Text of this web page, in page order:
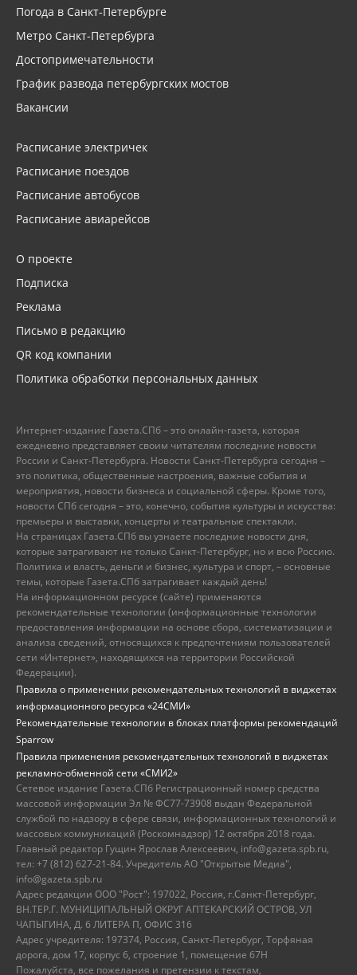
Погода в Санкт-Петербурге
Метро Санкт-Петербурга
Достопримечательности
График развода петербургских мостов
Вакансии
Расписание электричек
Расписание поездов
Расписание автобусов
Расписание авиарейсов
О проекте
Подписка
Реклама
Письмо в редакцию
QR код компании
Политика обработки персональных данных
Интернет-издание Газета.СПб – это онлайн-газета, которая
ежедневно представляет своим читателям последние новости
России и Санкт-Петербурга. Новости Санкт-Петербурга сегодня –
это политика, общественные настроения, важные события и
мероприятия, новости бизнеса и социальной сферы. Кроме того,
новости СПб сегодня – это, конечно, события культуры и искусства:
премьеры и выставки, концерты и театральные спектакли.
На страницах Газета.СПб вы узнаете последние новости дня,
которые затрагивают не только Санкт-Петербург, но и всю Россию.
Политика и власть, деньги и бизнес, культура и спорт, – основные
темы, которые Газета.СПб затрагивает каждый день!
На информационном ресурсе (сайте) применяются
рекомендательные технологии (информационные технологии
предоставления информации на основе сбора, систематизации и
анализа сведений, относящихся к предпочтениям пользователей
сети «Интернет», находящихся на территории Российской
Федерации).
Правила о применении рекомендательных технологий в виджетах
информационного ресурса «24СМИ»
Рекомендательные технологии в блоках платформы рекомендаций
Sparrow
Правила применения рекомендательных технологий в виджетах
рекламно-обменной сети «СМИ2»
Сетевое издание Газета.СПб Регистрационный номер средства
массовой информации Эл № ФС77-73908 выдан Федеральной
службой по надзору в сфере связи, информационных технологий и
массовых коммуникаций (Роскомнадзор) 12 октября 2018 года.
Главный редактор Гущин Ярослав Алексеевич, info@gazeta.spb.ru,
тел: +7 (812) 627-21-84. Учредитель АО "Открытые Медиа",
info@gazeta.spb.ru
Адрес редакции ООО "Рост": 197022, Россия, г.Санкт-Петербург,
ВН.ТЕР.Г. МУНИЦИПАЛЬНЫЙ ОКРУГ АПТЕКАРСКИЙ ОСТРОВ, УЛ
ЧАПЫГИНА, Д. 6 ЛИТЕРА П, ОФИС 316
Адрес учредителя: 197374, Россия, Санкт-Петербург, Торфяная
дорога, дом 17, корпус 6, строение 1, помещение 67Н
Пожалуйста, все пожелания и претензии к текстам,